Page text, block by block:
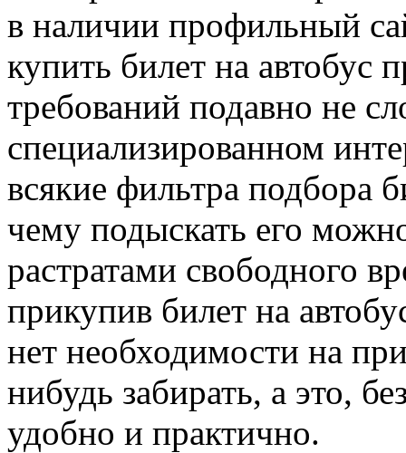
в наличии профильный
купить билет на автобус
требований подавно не
специализированном
всякие фильтра подбора
чему подыскать его
растратами свободного
прикупив билет на
нет необходимости на
нибудь забирать, а это,
удобно и практично.